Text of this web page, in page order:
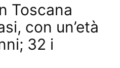
Toscana
con un’età
32 i